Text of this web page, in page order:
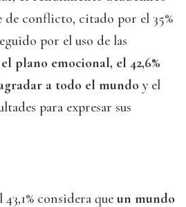
de conflicto, citado por el 35%
por el uso de las
plano emocional, el 42,6%
a todo el mundo y el
para expresar sus
considera que un mundo